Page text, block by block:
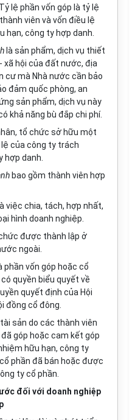
lệ phần vốn góp là tỷ lệ
viên và vốn điều lệ
hạn, công ty hợp danh.
là sản phẩm, dịch vụ thiết
xã hội của đất nước, địa
cư mà Nhà nước cần bảo
đảm quốc phòng, an
sản phẩm, dịch vụ này
khả năng bù đắp chi phí.
tổ chức sở hữu một
của công ty trách
hợp danh.
bao gồm thành viên hợp
là việc chia, tách, hợp nhất,
hình doanh nghiệp.
được thành lập ở
ngoài.
phần vốn góp hoặc cổ
quyền biểu quyết về
quyết định của Hội
đồng cổ đông.
sản do các thành viên
góp hoặc cam kết góp
hữu hạn, công ty
phần đã bán hoặc được
ty cổ phần.
đối với doanh nghiệp